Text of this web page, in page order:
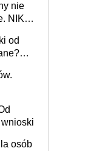
nie
NIK
od
osób